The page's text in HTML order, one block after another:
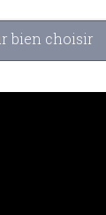
bien choisir